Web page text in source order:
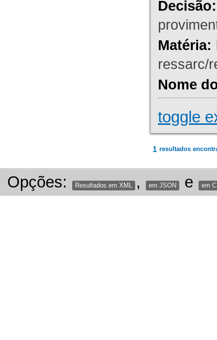
Decisão:
Matéria:
ressarc/
Nome
toggle
1 resultados
Opções: Resultados em XML , em JSON e em